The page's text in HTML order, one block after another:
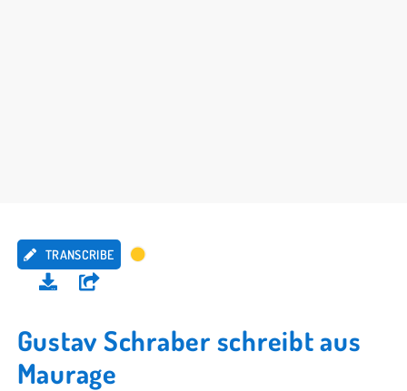
TRANSCRIBE
Gustav Schraber schreibt aus
Maurage